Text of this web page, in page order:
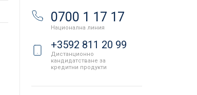
0700 1 17 17
Национална линия
+3592 811 20 99
Дистанционно
кандидатстване за
кредитни продукти